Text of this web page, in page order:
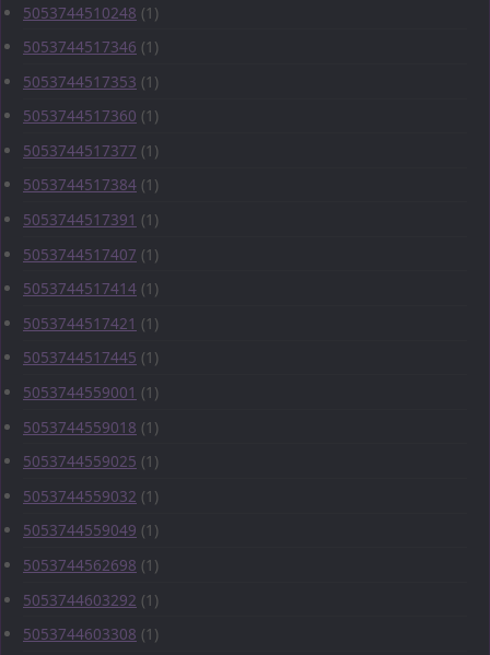
5053744510248 (1)
5053744517346 (1)
5053744517353 (1)
5053744517360 (1)
5053744517377 (1)
5053744517384 (1)
5053744517391 (1)
5053744517407 (1)
5053744517414 (1)
5053744517421 (1)
5053744517445 (1)
5053744559001 (1)
5053744559018 (1)
5053744559025 (1)
5053744559032 (1)
5053744559049 (1)
5053744562698 (1)
5053744603292 (1)
5053744603308 (1)